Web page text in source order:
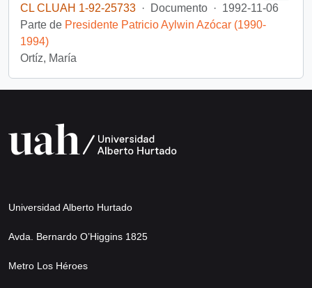
CL CLUAH 1-92-25733 · Documento · 1992-11-06
Parte de Presidente Patricio Aylwin Azócar (1990-
1994)
Ortíz, María
Universidad Alberto Hurtado
Avda. Bernardo O’Higgins 1825
Metro Los Héroes